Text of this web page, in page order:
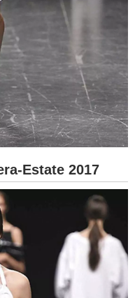
Estate 2017